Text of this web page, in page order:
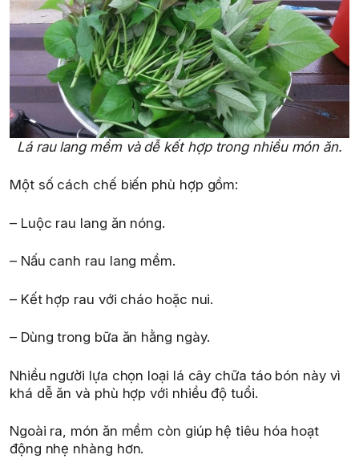
Lá rau lang mềm và dễ kết hợp trong nhiều món ăn.
Một số cách chế biến phù hợp gồm:
– Luộc rau lang ăn nóng.
– Nấu canh rau lang mềm.
– Kết hợp rau với cháo hoặc nui.
– Dùng trong bữa ăn hằng ngày.
Nhiều người lựa chọn loại lá cây chữa táo bón này vì
khá dễ ăn và phù hợp với nhiều độ tuổi.
Ngoài ra, món ăn mềm còn giúp hệ tiêu hóa hoạt
động nhẹ nhàng hơn.